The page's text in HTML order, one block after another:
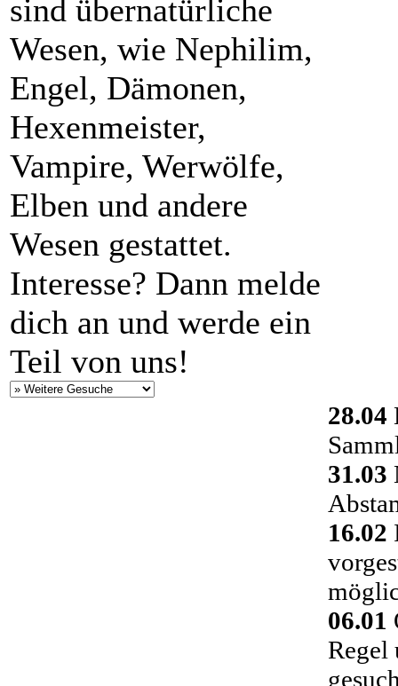
sind übernatürliche
Wesen, wie Nephilim,
Engel, Dämonen,
Hexenmeister,
Vampire, Werwölfe,
Elben und andere
Wesen gestattet.
Interesse? Dann melde
dich an und werde ein
Teil von uns!
28.04
31.03
16.02
06.01
Regel